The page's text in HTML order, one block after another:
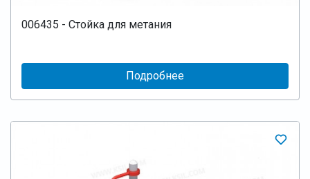
006435 - Стойка для метания
Подробнее